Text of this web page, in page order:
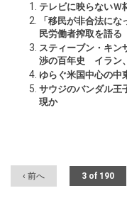
テレビに映らないＷ
「移民が非合法に
民労働者搾取を語る
スティーブン・キン
渉の百年史 イラン
ゆらぐ米国中心の
サウジのバンダル王
現か
‹ 前へ 3 of 190